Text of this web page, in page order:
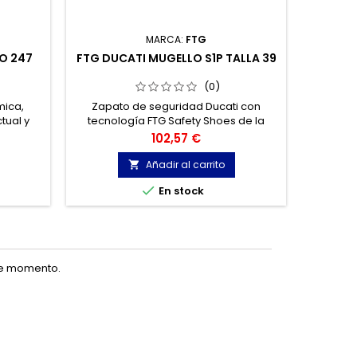
247
y
MARCA: FTG
FTG DUCATI MUGELLO S1P TALLA 39
(0)
Zapato de seguridad Ducati con
tecnología FTG Safety Shoes de la
colección Racing Line.
Precio
102,57 €
 Añadir al carrito
 En stock
momento.